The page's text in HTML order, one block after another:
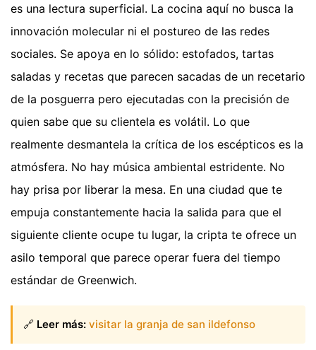
es una lectura superficial. La cocina aquí no busca la
innovación molecular ni el postureo de las redes
sociales. Se apoya en lo sólido: estofados, tartas
saladas y recetas que parecen sacadas de un recetario
de la posguerra pero ejecutadas con la precisión de
quien sabe que su clientela es volátil. Lo que
realmente desmantela la crítica de los escépticos es la
atmósfera. No hay música ambiental estridente. No
hay prisa por liberar la mesa. En una ciudad que te
empuja constantemente hacia la salida para que el
siguiente cliente ocupe tu lugar, la cripta te ofrece un
asilo temporal que parece operar fuera del tiempo
estándar de Greenwich.
🔗 Leer más: visitar la granja de san ildefonso